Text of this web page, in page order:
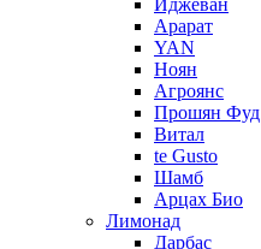
Иджеван
Арарат
YAN
Ноян
Агроянс
Прошян Фуд
Витал
te Gusto
Шамб
Арцах Био
Лимонад
Дарбас